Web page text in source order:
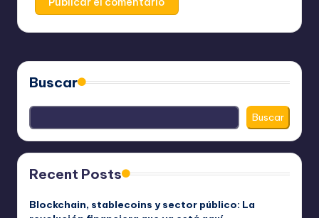
Buscar
Buscar
Recent Posts
Blockchain, stablecoins y sector público: La